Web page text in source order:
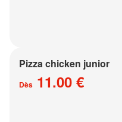
Pizza chicken junior
Dès 11.00 €